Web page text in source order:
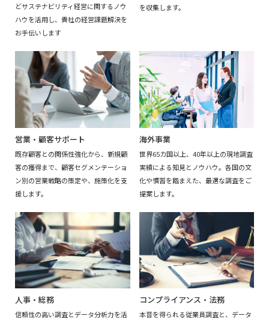
どサステナビリティ経営に関するノウ
ハウを活用し、貴社の経営課題解決を
お手伝いします
を収集します。
営業・顧客サポート
既存顧客との関係性強化から、新規顧
客の獲得まで、顧客セグメンテーショ
ン別の営業戦略の策定や、施策化を支
援します。
海外事業
世界65カ国以上、40年以上の現地調査
実績による知見とノウハウ。各国の文
化や慣習を踏まえた、最適な調査をご
提案します。
人事・総務
信頼性の高い調査とデータ分析力を活
コンプライアンス・法務
本音を得られる従業員調査と、データ